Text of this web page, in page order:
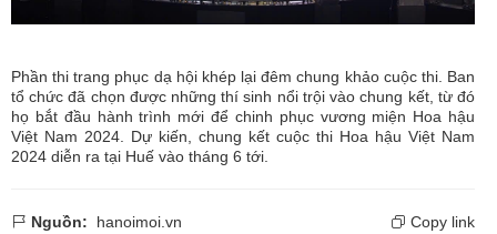
Phần thi trang phục dạ hội khép lại đêm chung khảo cuộc thi. Ban
tổ chức đã chọn được những thí sinh nổi trội vào chung kết, từ đó
họ bắt đầu hành trình mới để chinh phục vương miện Hoa hậu
Việt Nam 2024. Dự kiến, chung kết cuộc thi Hoa hậu Việt Nam
2024 diễn ra tại Huế vào tháng 6 tới.
Nguồn: hanoimoi.vn
Copy link